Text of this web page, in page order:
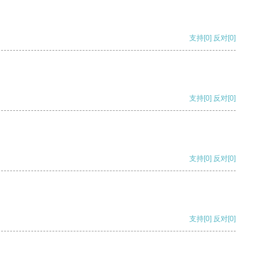
支持[0] 反对[0]
支持[0] 反对[0]
支持[0] 反对[0]
支持[0] 反对[0]